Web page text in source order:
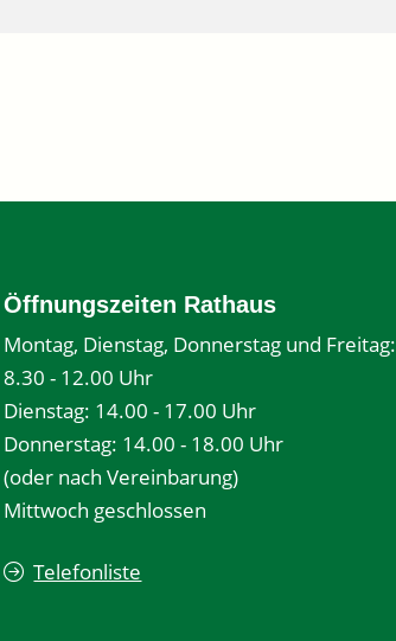
Öffnungszeiten Rathaus
Montag, Dienstag, Donnerstag und Freitag:
8.30 - 12.00 Uhr
Dienstag: 14.00 - 17.00 Uhr
Donnerstag: 14.00 - 18.00 Uhr
(oder nach Vereinbarung)
Mittwoch geschlossen
Telefonliste